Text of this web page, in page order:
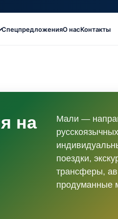
СпецпредложенияО насКонтакты
на
Мали —
поездки,
трансферы,
продуманные